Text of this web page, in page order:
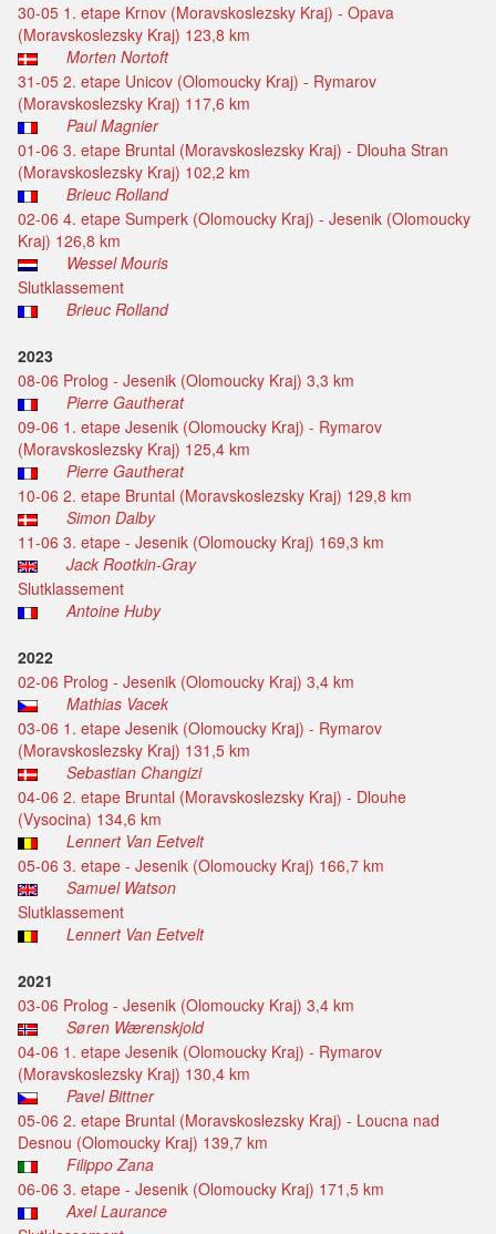
30-05 1. etape Krnov (Moravskoslezsky Kraj) - Opava
(Moravskoslezsky Kraj) 123,8 km
Morten Nortoft
31-05 2. etape Unicov (Olomoucky Kraj) - Rymarov
(Moravskoslezsky Kraj) 117,6 km
Paul Magnier
01-06 3. etape Bruntal (Moravskoslezsky Kraj) - Dlouha Stran
(Moravskoslezsky Kraj) 102,2 km
Brieuc Rolland
02-06 4. etape Sumperk (Olomoucky Kraj) - Jesenik (Olomoucky
Kraj) 126,8 km
Wessel Mouris
Slutklassement
Brieuc Rolland
2023
08-06 Prolog - Jesenik (Olomoucky Kraj) 3,3 km
Pierre Gautherat
09-06 1. etape Jesenik (Olomoucky Kraj) - Rymarov
(Moravskoslezsky Kraj) 125,4 km
Pierre Gautherat
10-06 2. etape Bruntal (Moravskoslezsky Kraj) 129,8 km
Simon Dalby
11-06 3. etape - Jesenik (Olomoucky Kraj) 169,3 km
Jack Rootkin-Gray
Slutklassement
Antoine Huby
2022
02-06 Prolog - Jesenik (Olomoucky Kraj) 3,4 km
Mathias Vacek
03-06 1. etape Jesenik (Olomoucky Kraj) - Rymarov
(Moravskoslezsky Kraj) 131,5 km
Sebastian Changizi
04-06 2. etape Bruntal (Moravskoslezsky Kraj) - Dlouhe
(Vysocina) 134,6 km
Lennert Van Eetvelt
05-06 3. etape - Jesenik (Olomoucky Kraj) 166,7 km
Samuel Watson
Slutklassement
Lennert Van Eetvelt
2021
03-06 Prolog - Jesenik (Olomoucky Kraj) 3,4 km
Søren Wærenskjold
04-06 1. etape Jesenik (Olomoucky Kraj) - Rymarov
(Moravskoslezsky Kraj) 130,4 km
Pavel Bittner
05-06 2. etape Bruntal (Moravskoslezsky Kraj) - Loucna nad
Desnou (Olomoucky Kraj) 139,7 km
Filippo Zana
06-06 3. etape - Jesenik (Olomoucky Kraj) 171,5 km
Axel Laurance